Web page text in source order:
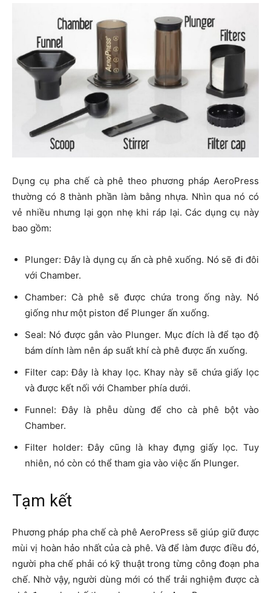
Dụng cụ pha chế cà phê theo phương pháp AeroPress
thường có 8 thành phần làm bằng nhựa. Nhìn qua nó có
vẻ nhiều nhưng lại gọn nhẹ khi ráp lại. Các dụng cụ này
bao gồm:
Plunger: Đây là dụng cụ ấn cà phê xuống. Nó sẽ đi đôi
với Chamber.
Chamber: Cà phê sẽ được chứa trong ống này. Nó
giống như một piston để Plunger ấn xuống.
Seal: Nó được gắn vào Plunger. Mục đích là để tạo độ
bám dính làm nên áp suất khí cà phê được ấn xuống.
Filter cap: Đây là khay lọc. Khay này sẽ chứa giấy lọc
và được kết nối với Chamber phía dưới.
Funnel: Đây là phễu dùng để cho cà phê bột vào
Chamber.
Filter holder: Đây cũng là khay đựng giấy lọc. Tuy
nhiên, nó còn có thể tham gia vào việc ấn Plunger.
Tạm kết
Phương pháp pha chế cà phê AeroPress sẽ giúp giữ được
mùi vị hoàn hảo nhất của cà phê. Và để làm được điều đó,
người pha chế phải có kỹ thuật trong từng công đoạn pha
chế. Nhờ vậy, người dùng mới có thể trải nghiệm được cà